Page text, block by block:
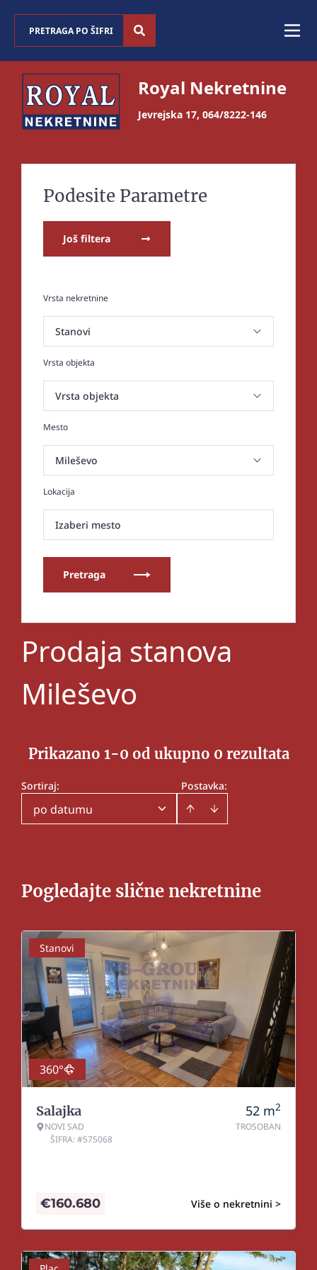
Royal Nekretnine
Jevrejska 17, 064/8222-146
Podesite Parametre
Još filtera
Vrsta nekretnine
Vrsta objekta
Mesto
Lokacija
Izaberi mesto
Pretraga
Prodaja stanova
Mileševo
Prikazano 1-0 od ukupno 0 rezultata
Postavka:
Sortiraj:
po datumu
Pogledajte slične nekretnine
Stanovi
360°
Salajka
NOVI SAD
ŠIFRA: #575068
52 m2
TROSOBAN
Više o nekretnini >
€160.680